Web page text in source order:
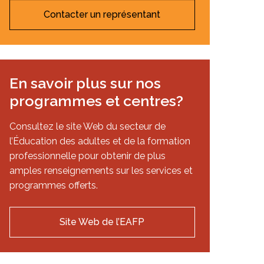
Contacter un représentant
En savoir plus sur nos
programmes et centres?
Consultez le site Web du secteur de
l’Éducation des adultes et de la formation
professionnelle pour obtenir de plus
amples renseignements sur les services et
programmes offerts.
Site Web de l’EAFP